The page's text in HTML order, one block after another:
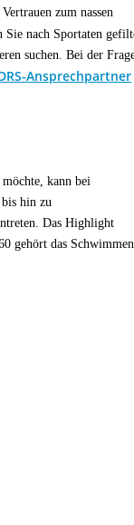
zum nassen
Sie nach Sportaten
suchen. Bei der
Ansprechpartner
kann bei
hin zu
Das Highlight
gehört das Schwimmen